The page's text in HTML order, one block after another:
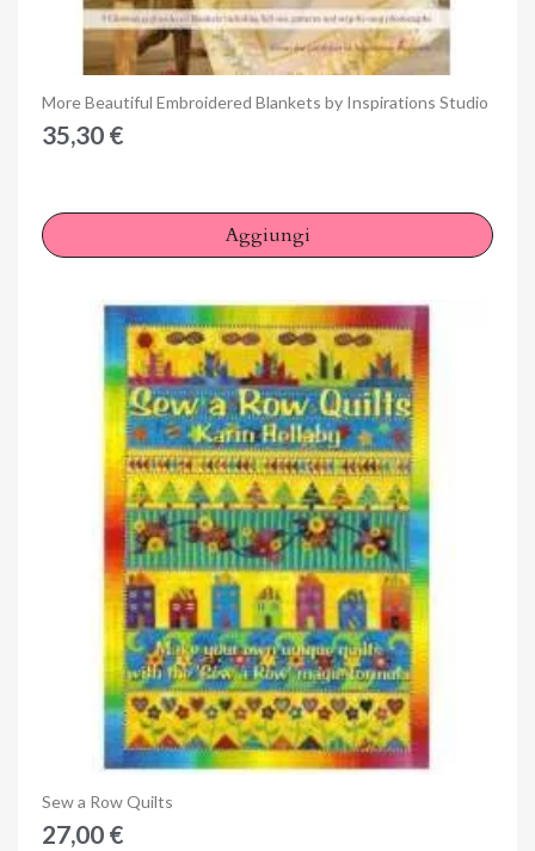
Anteprima
More Beautiful Embroidered Blankets by Inspirations Studio
35,30 €
Aggiungi
Sew a Row Quilts
27,00 €